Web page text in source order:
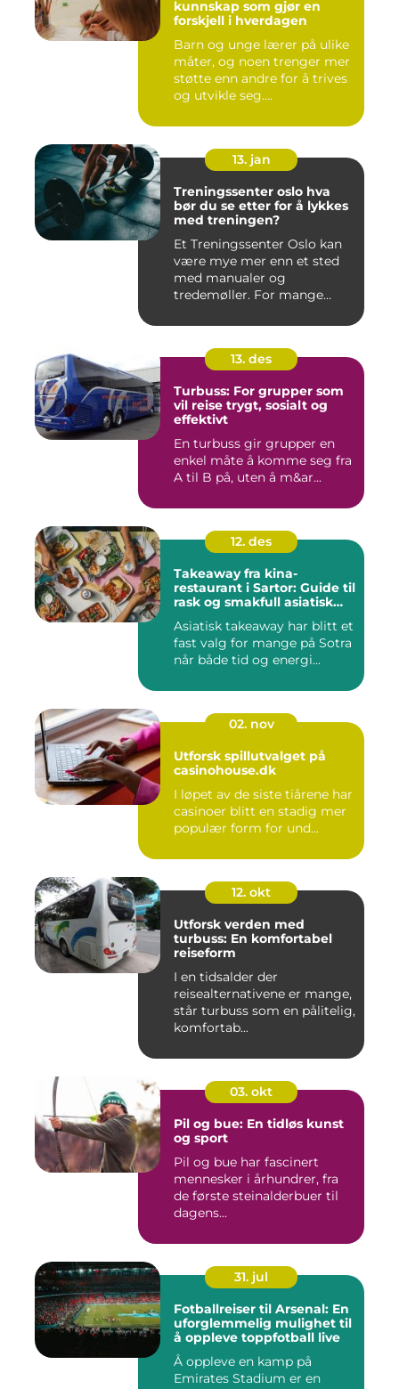
kunnskap som gjør en
forskjell i hverdagen
Barn og unge lærer på ulike
måter, og noen trenger mer
støtte enn andre for å trives
og utvikle seg....
13. jan
Treningssenter oslo hva
bør du se etter for å lykkes
med treningen?
Et Treningssenter Oslo kan
være mye mer enn et sted
med manualer og
tredemøller. For mange
13. des
Turbuss: For grupper som
vil reise trygt, sosialt og
effektivt
En turbuss gir grupper en
enkel måte å komme seg fra
A til B på, uten å m&ar...
12. des
Takeaway fra kina-
restaurant i Sartor: Guide til
rask og smakfull asiatisk
Asiatisk takeaway har blitt et
fast valg for mange på Sotra
når både tid og energi...
02. nov
Utforsk spillutvalget på
casinohouse.dk
I løpet av de siste tiårene har
casinoer blitt en stadig mer
populær form for und...
12. okt
Utforsk verden med
turbuss: En komfortabel
reiseform
I en tidsalder der
reisealternativene er mange,
står turbuss som en pålitelig,
komfortab...
03. okt
Pil og bue: En tidløs kunst
og sport
Pil og bue har fascinert
mennesker i århundrer, fra
de første steinalderbuer til
dagens...
31. jul
Fotballreiser til Arsenal: En
uforglemmelig mulighet til
å oppleve toppfotball live
Å oppleve en kamp på
Emirates Stadium er en